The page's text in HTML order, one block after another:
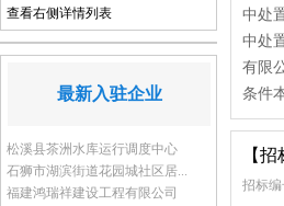
查看右侧详情列表
最新入驻企业
松溪县茶洲水库运行调度中心
石狮市湖滨街道花园城社区居...
福建鸿瑞祥建设工程有限公司
中处
中处
有限
条件
【招
招标编